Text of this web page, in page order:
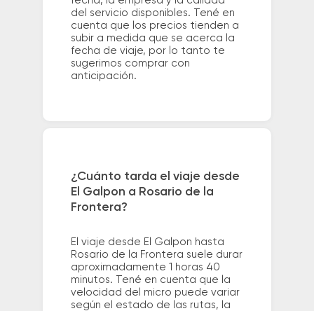
del servicio disponibles. Tené en
cuenta que los precios tienden a
subir a medida que se acerca la
fecha de viaje, por lo tanto te
sugerimos comprar con
anticipación.
¿Cuánto tarda el viaje desde
El Galpon a Rosario de la
Frontera?
El viaje desde El Galpon hasta
Rosario de la Frontera suele durar
aproximadamente 1 horas 40
minutos. Tené en cuenta que la
velocidad del micro puede variar
según el estado de las rutas, la